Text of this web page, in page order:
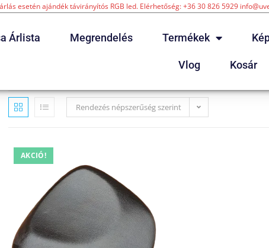
esetén ajándék távirányítós RGB led. Elérhetőség: +36 30 826 5929
Árlista Megrendelés Termékek
Vlog Kosár
Rendezés népszerűség szerint
AKCIÓ!